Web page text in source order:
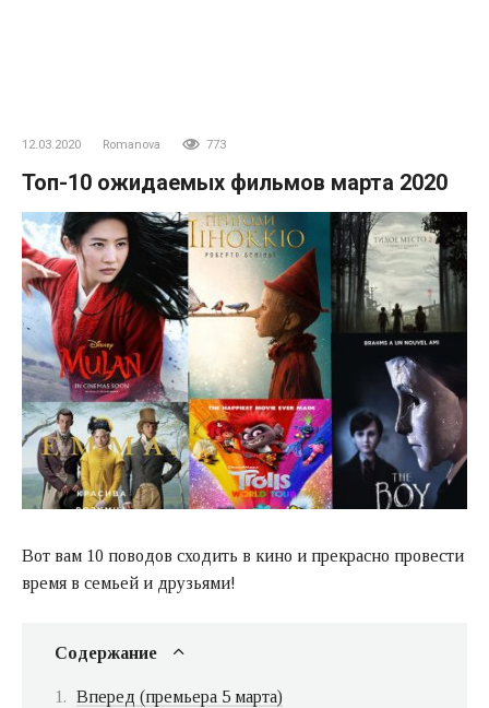
12.03.2020 Romanova 773
Топ-10 ожидаемых фильмов марта 2020
Вот вам 10 поводов сходить в кино и прекрасно провести
время в семьей и друзьями!
Содержание
Вперед (премьера 5 марта)